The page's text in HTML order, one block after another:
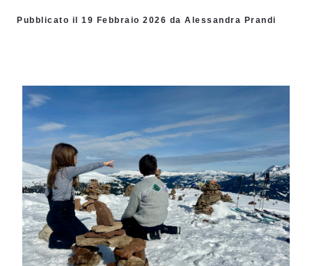
Pubblicato il 19 Febbraio 2026 da Alessandra Prandi